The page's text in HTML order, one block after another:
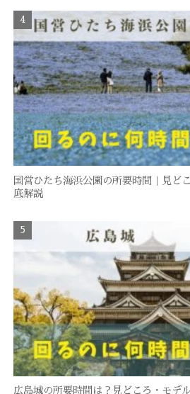
国営ひたち海浜公園の所要時間｜見ど
底解説
広島城の所要時間は？見どころ・モデ